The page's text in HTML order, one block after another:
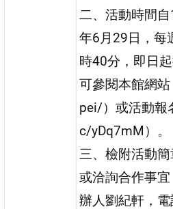
二、活動時間
年6月29日，每
時40分，即日
可參閱本館網
pei/）或活動報
c/yDq7mM）。
三、檢附活動
或洽詢合作事
辦人劉紀軒，